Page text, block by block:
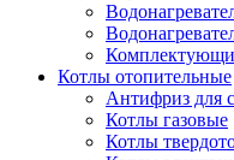
Котлы отопительные
Антифриз для
Котлы газовые
Котлы